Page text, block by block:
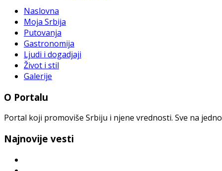
Naslovna
Moja Srbija
Putovanja
Gastronomija
Ljudi i dogadjaji
Život i stil
Galerije
O Portalu
Portal koji promoviše Srbiju i njene vrednosti. Sve na
Najnovije vesti